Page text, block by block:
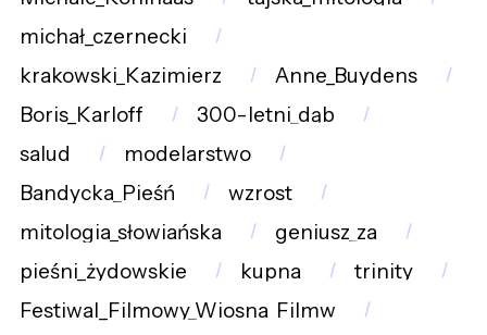
michał_czernecki
krakowski_Kazimierz
Anne_Buydens
Boris_Karloff
300-letni_dąb
salud
modelarstwo
Bandycka_Pieśń
wzrost
mitologia_słowiańska
geniusz_za
pieśni_żydowskie
kupna
trinity
Festiwal_Filmowy_Wiosna_Filmw